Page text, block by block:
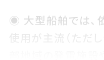
◉ 大型船舶では、